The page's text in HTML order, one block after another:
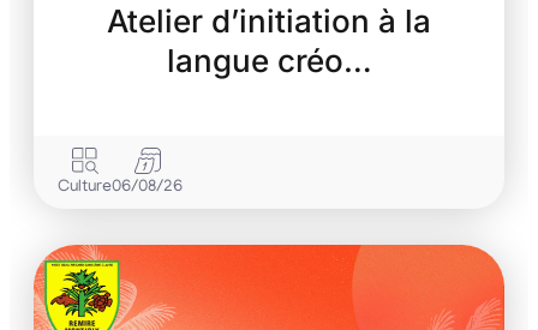
Atelier d’initiation à la
langue créo…
Culture06/08/26